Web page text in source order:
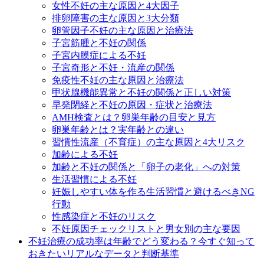
女性不妊の主な原因と4大因子
排卵障害の主な原因と3大分類
卵管因子不妊の主な原因と治療法
子宮筋腫と不妊の関係
子宮内膜症による不妊
子宮奇形と不妊・流産の関係
免疫性不妊の主な原因と治療法
甲状腺機能異常と不妊の関係と正しい対策
早発閉経と不妊の原因・症状と治療法
AMH検査とは？卵巣年齢の目安と見方
卵巣年齢とは？実年齢との違い
習慣性流産（不育症）の主な原因と4大リスク
加齢による不妊
加齢と不妊の関係と「卵子の老化」への対策
生活習慣による不妊
妊娠しやすい体を作る生活習慣と避けるべきNG
行動
性感染症と不妊のリスク
不妊原因チェックリストと男女別の主な要因
不妊治療の成功率は年齢でどう変わる？今すぐ知って
おきたいリアルなデータと判断基準